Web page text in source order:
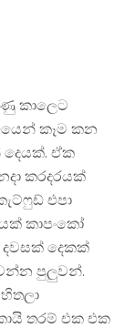
කාලෙට
කෑම කන
ඒක
කරදරයක්
එපා
කාපංකෝ
දෙකක්
පුලුවන්.
තරම් එක එක